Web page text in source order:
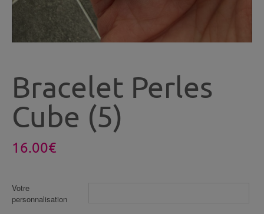
Bracelet Perles
Cube (5)
16.00€
Votre
personnalisation